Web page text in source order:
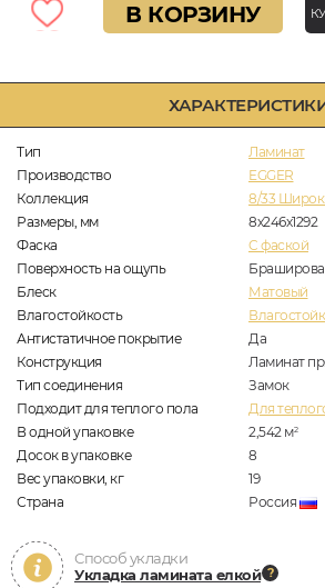
Тип
Ламинат
Производство
EGGER
Коллекция
8/33
Размеры, мм
8х246х1292
Фаска
C фаской
Поверхность на ощупь
Блеск
Матовый
Влагостойкость
Антистатичное покрытие
Да
Конструкция
Ламинат
Тип соединения
Замок
Подходит для теплого пола
Для
В одной упаковке
2,542 м2
Досок в упаковке
8
Вес упаковки, кг
19
Страна
Россия
Способ укладки
Укладка ламината елкой
В КОРЗИНУ